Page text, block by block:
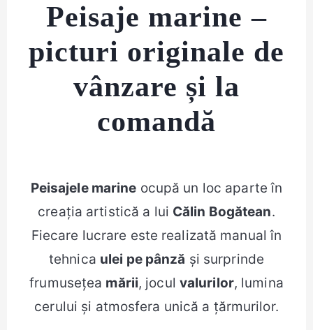
Peisaje marine –
picturi originale de
vânzare și la
comandă
Peisajele marine ocupă un loc aparte în
creația artistică a lui Călin Bogătean.
Fiecare lucrare este realizată manual în
tehnica ulei pe pânză și surprinde
frumusețea mării, jocul valurilor, lumina
cerului și atmosfera unică a țărmurilor.